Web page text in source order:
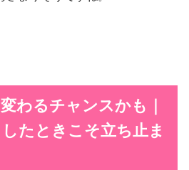
わるチャンスかも｜
たときこそ立ち止ま